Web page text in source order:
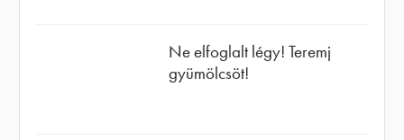
Ne elfoglalt légy! Teremj
gyümölcsöt!